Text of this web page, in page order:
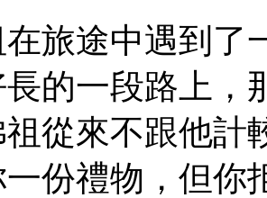
途中遇到了
的一段路上，
從來不跟他計
份禮物，但你